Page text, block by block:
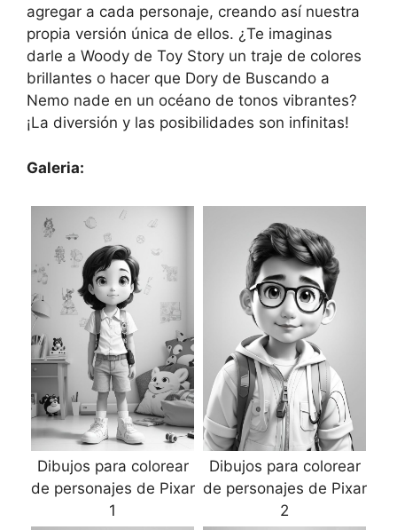
agregar a cada personaje, creando así nuestra
propia versión única de ellos. ¿Te imaginas
darle a Woody de Toy Story un traje de colores
brillantes o hacer que Dory de Buscando a
Nemo nade en un océano de tonos vibrantes?
¡La diversión y las posibilidades son infinitas!
Galeria:
Dibujos para colorear
de personajes de Pixar
1
Dibujos para colorear
de personajes de Pixar
2